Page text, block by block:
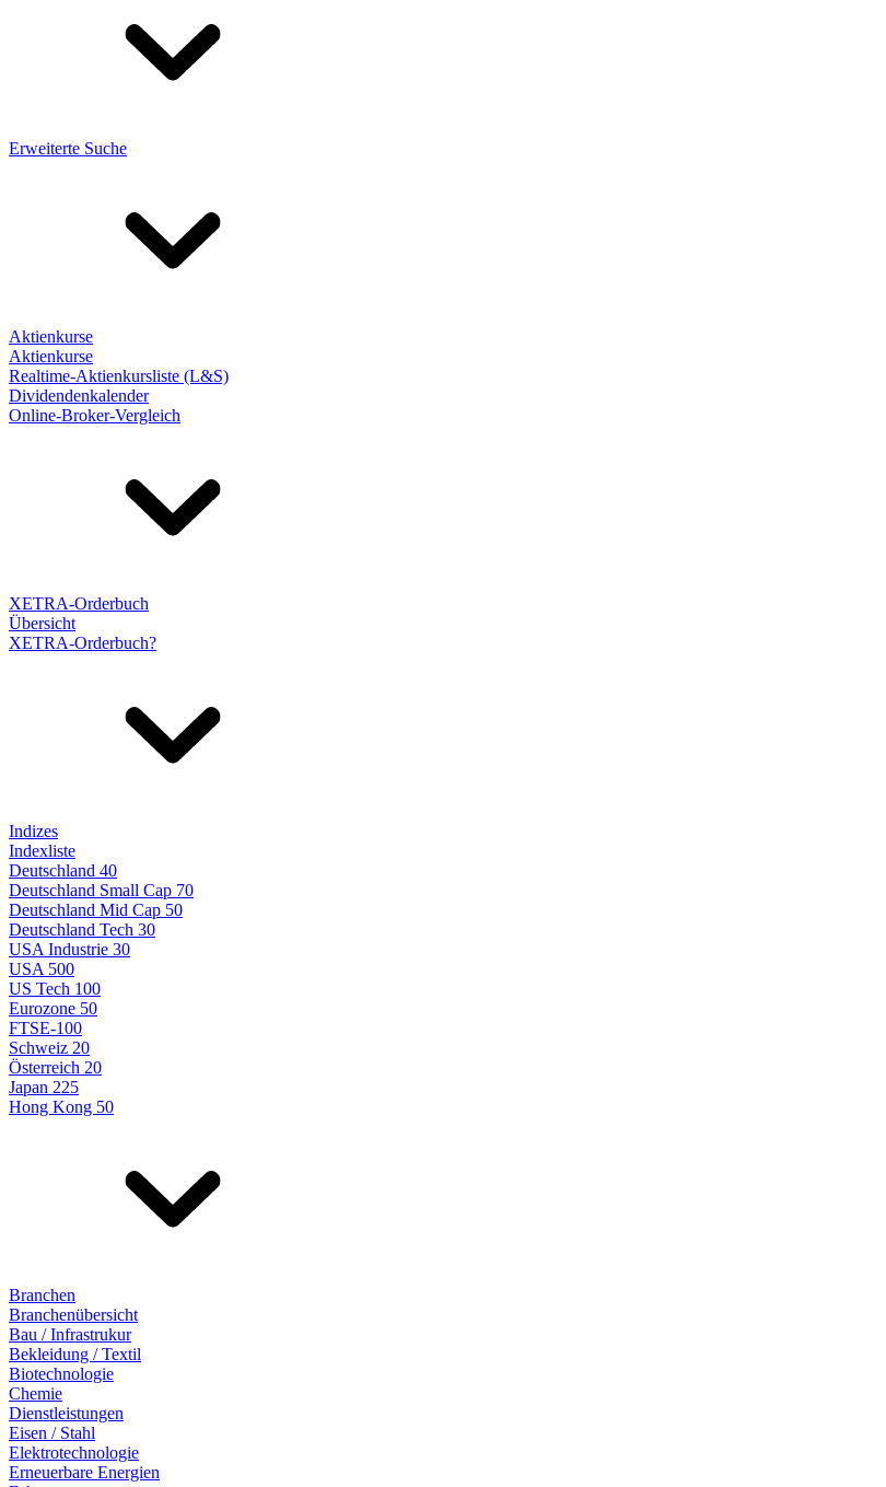
Erweiterte Suche
Aktienkurse
Aktienkurse
Realtime-Aktienkursliste (L&S)
Dividendenkalender
Online-Broker-Vergleich
XETRA-Orderbuch
Übersicht
XETRA-Orderbuch?
Indizes
Indexliste
Deutschland 40
Deutschland Small Cap 70
Deutschland Mid Cap 50
Deutschland Tech 30
USA Industrie 30
USA 500
US Tech 100
Eurozone 50
FTSE-100
Schweiz 20
Österreich 20
Japan 225
Hong Kong 50
Branchen
Branchenübersicht
Bau / Infrastrukur
Bekleidung / Textil
Biotechnologie
Chemie
Dienstleistungen
Eisen / Stahl
Elektrotechnologie
Erneuerbare Energien